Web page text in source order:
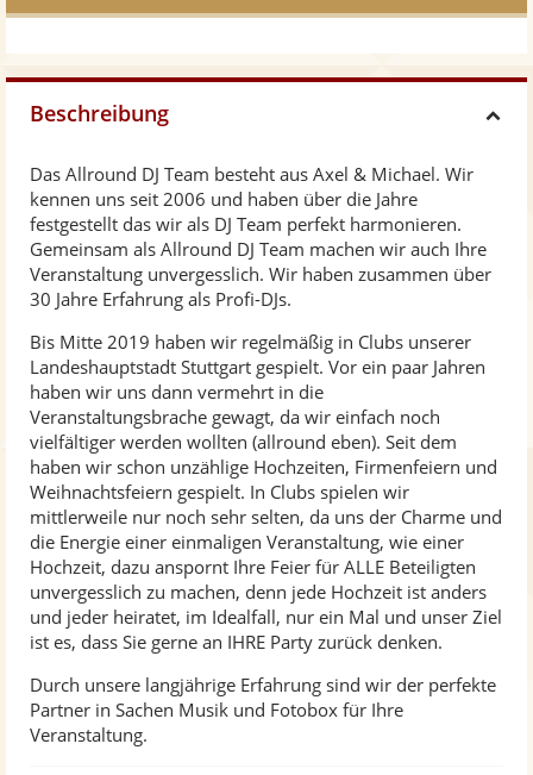
Beschreibung
Das Allround DJ Team besteht aus Axel & Michael. Wir
kennen uns seit 2006 und haben über die Jahre
festgestellt das wir als DJ Team perfekt harmonieren.
Gemeinsam als Allround DJ Team machen wir auch Ihre
Veranstaltung unvergesslich. Wir haben zusammen über
30 Jahre Erfahrung als Profi-DJs.
Bis Mitte 2019 haben wir regelmäßig in Clubs unserer
Landeshauptstadt Stuttgart gespielt. Vor ein paar Jahren
haben wir uns dann vermehrt in die
Veranstaltungsbrache gewagt, da wir einfach noch
vielfältiger werden wollten (allround eben). Seit dem
haben wir schon unzählige Hochzeiten, Firmenfeiern und
Weihnachtsfeiern gespielt. In Clubs spielen wir
mittlerweile nur noch sehr selten, da uns der Charme und
die Energie einer einmaligen Veranstaltung, wie einer
Hochzeit, dazu anspornt Ihre Feier für ALLE Beteiligten
unvergesslich zu machen, denn jede Hochzeit ist anders
und jeder heiratet, im Idealfall, nur ein Mal und unser Ziel
ist es, dass Sie gerne an IHRE Party zurück denken.
Durch unsere langjährige Erfahrung sind wir der perfekte
Partner in Sachen Musik und Fotobox für Ihre
Veranstaltung.